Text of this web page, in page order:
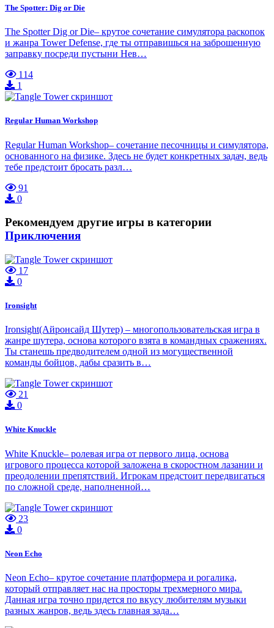
The Spotter: Dig or Die
The Spotter Dig or Die– крутое сочетание симулятора раскопок
и жанра Tower Defense, где ты отправишься на заброшенную
заправку посреди пустыни Нев…
114
1
Regular Human Workshop
Regular Human Workshop– сочетание песочницы и симулятора,
основанного на физике. Здесь не будет конкретных задач, ведь
тебе предстоит бросать разл…
91
0
Рекомендуем другие игры в категории
Приключения
17
0
Ironsight
Ironsight(Айронсайд Шутер) – многопользовательская игра в
жанре шутера, основа которого взята в командных сражениях.
Ты станешь предводителем одной из могущественной
команды бойцов, дабы сразить в…
21
0
White Knuckle
White Knuckle– ролевая игра от первого лица, основа
игрового процесса которой заложена в скоростном лазании и
преодолении препятствий. Игрокам предстоит передвигаться
по сложной среде, наполненной…
23
0
Neon Echo
Neon Echo– крутое сочетание платформера и рогалика,
который отправляет нас на просторы трехмерного мира.
Данная игра точно придется по вкусу любителям музыки
разных жанров, ведь здесь главная зада…